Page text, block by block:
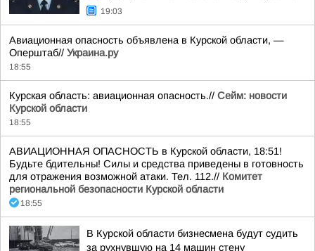
19:03
Авиационная опасность объявлена в Курской области, —
Оперштаб// Украина.ру
18:55
Курская область: авиационная опасность.// Сейм: новости
Курской области
18:55
АВИАЦИОННАЯ ОПАСНОСТЬ в Курской области, 18:51!
Будьте бдительны! Силы и средства приведены в готовность
для отражения возможной атаки. Тел. 112.// Комитет
региональной безопасности Курской области
18:55
В Курской области бизнесмена будут судить
за рухнувшую на 14 машин стену